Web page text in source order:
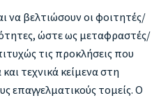
να βελτιώσουν οι φοιτητές/
ώστε ως μεταφραστές/
τις προκλήσεις που
τεχνικά κείμενα στη
επαγγελματικούς τομείς. Ο